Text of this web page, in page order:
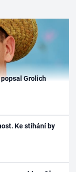
Grolich
Ke stíhání by